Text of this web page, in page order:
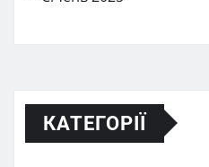
КАТЕГОРІЇ